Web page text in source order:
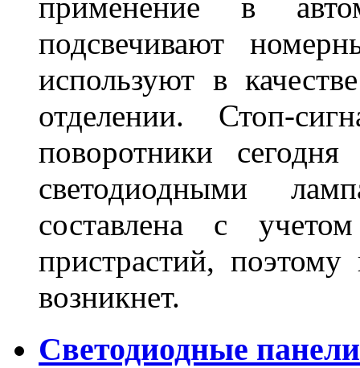
подсвечивают
используют в
отделении. Стоп-
поворотники
светодиодными
составлена с
пристрастий,
возникнет.
Светодиодные